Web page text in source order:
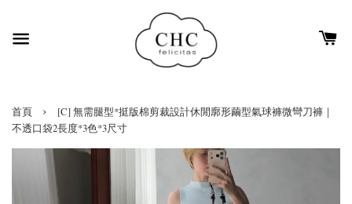
首頁 ›
[C] 無需腿型*挺版棉剪裁設計休閒廓形繭型氣球褲微彎刀褲｜
不透口袋2長度*3色*3尺寸